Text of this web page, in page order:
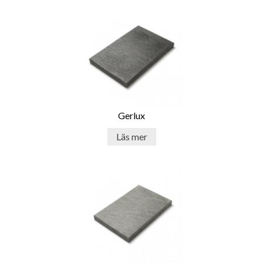
lösning för ditt utomhusutrymme
Utöver att vara estetiskt tilltalande och funktionella,
erbjuder trampstenar också en rad andra fördelar. De kan
hjälpa till att skydda gräsmattor och växter från att bli
trampade på, vilket ger en mer organiserad och
en stabil och jämn yta att gå på, vilket minskar risken för
förhållanden. Trampstenar är också lätta att underhålla. En
kan du enkelt byta ut eller reparera enskilda stenar om det
behövs, vilket gör det till en kostnadseffektiv och hållbar
lösning för ditt utomhusutrymme.
Ge ditt hem en välkomnande touch
med trampstenar
Gerlux
Läs mer